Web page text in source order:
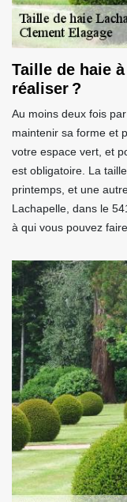
Taille de haie
réaliser ?
Au moins deux fois
maintenir sa forme et
votre espace vert, et
est obligatoire. La
printemps, et une
Lachapelle, dans le
à qui vous pouvez